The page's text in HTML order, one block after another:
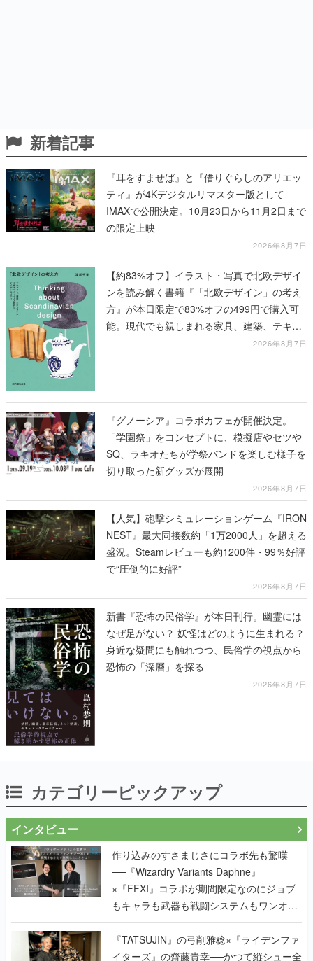
新着記事
『耳をすませば』と『借りぐらしのアリエッ
ティ』が4Kデジタルリマスター版として
IMAXで公開決定。10月23日から11月2日まで
の限定上映
2026年8月7日
【約83%オフ】イラスト・写真で北欧デザイ
ンを読み解く書籍『「北欧デザイン」の考え
方』が本日限定で83%オフの499円で購入可
能。現代でも親しまれる家具、建築、テキス
2026年8月7日
『グノーシア』コラボカフェが開催決定。
「学園祭」をコンセプトに、模擬店やセツや
SQ、ラキオたちが学祭バンドを楽しむ様子を
切り取った新グッズが展開
2026年8月7日
【人気】砲撃シミュレーションゲーム『IRON
NEST』最大同接数約「1万2000人」を超える
盛況。Steamレビューも約1200件・99％好評
で“圧倒的に好評”
2026年8月7日
新書『恐怖の民俗学』が本日刊行。幽霊には
なぜ足がない？ 妖怪はどのように生まれる？
身近な疑問にも触れつつ、民俗学の視点から
恐怖の「深層」を探る
2026年8月7日
カテゴリーピックアップ
インタビュー
作り込みのすさまじさにコラボ先も驚嘆
──『Wizardry Variants Daphne』
×『FFXI』コラボが期間限定なのにジョブ
もキャラも武器も戦闘システムもワンオフ
で作り込まれた理由を両ディレクターに聞
く
『TATSUJIN』の弓削雅稔×『ライデンファ
イターズ』の齋藤貴幸──かつて縦シュー全